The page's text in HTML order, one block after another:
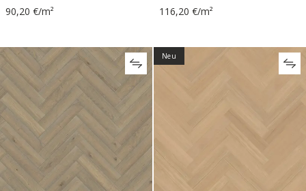
90,20 €/m² 116,20 €/m²
Neu